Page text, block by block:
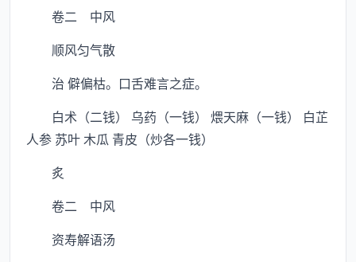
卷二 中风
顺风匀气散
治 僻偏枯。口舌难言之症。
白术（二钱） 乌药（一钱） 煨天麻（一钱） 白芷
人参 苏叶 木瓜 青皮（炒各一钱）
炙
卷二 中风
资寿解语汤